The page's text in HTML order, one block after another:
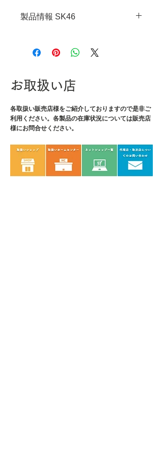
製品情報 SK46
お取扱い店
各取扱い販売店様をご紹介しておりますので是非ご
利用ください。各製品の在庫状況については販売店
様にお問合せください。